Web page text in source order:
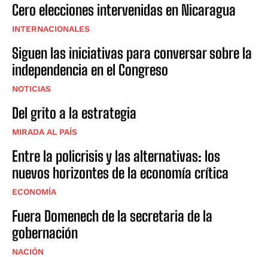
Cero elecciones intervenidas en Nicaragua
INTERNACIONALES
Siguen las iniciativas para conversar sobre la
independencia en el Congreso
NOTICIAS
Del grito a la estrategia
MIRADA AL PAÍS
Entre la policrisis y las alternativas: los
nuevos horizontes de la economía crítica
ECONOMÍA
Fuera Domenech de la secretaria de la
gobernación
NACIÓN